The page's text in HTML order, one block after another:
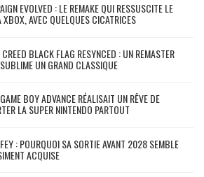
EVOLVED : LE REMAKE QUI RESSUSCITE LE
AVEC QUELQUES CICATRICES
BLACK FLAG RESYNCED : UN REMASTER
UN GRAND CLASSIQUE
BOY ADVANCE RÉALISAIT UN RÊVE DE
LA SUPER NINTENDO PARTOUT
: POURQUOI SA SORTIE AVANT 2028 SEMBLE
ACQUISE